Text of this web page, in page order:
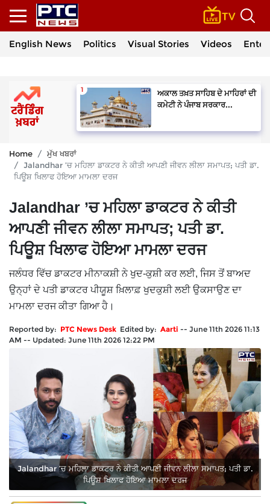
English News Politics Visual Stories Videos
ਅਕਾਲ ਤਖ਼ਤ ਸਾਹਿਬ ਦੇ ਮਾਹਿਰਾਂ ਦੀ
ਕਮੇਟੀ ਨੇ ਪੰਜਾਬ ਸਰਕਾਰ...
Home
ਮੁੱਖ ਖਬਰਾਂ
Jalandhar ’ਚ ਮਹਿਲਾ ਡਾਕਟਰ ਨੇ ਕੀਤੀ ਆਪਣੀ ਜੀਵਨ ਲੀਲਾ ਸਮਾਪਤ; ਪਤੀ ਡਾ.
ਪਿਊਸ਼ ਖਿਲਾਫ ਹੋਇਆ ਮਾਮਲਾ ਦਰਜ
Jalandhar ’ਚ ਮਹਿਲਾ ਡਾਕਟਰ ਨੇ ਕੀਤੀ
ਆਪਣੀ ਜੀਵਨ ਲੀਲਾ ਸਮਾਪਤ; ਪਤੀ ਡਾ.
ਪਿਊਸ਼ ਖਿਲਾਫ ਹੋਇਆ ਮਾਮਲਾ ਦਰਜ
ਜਲੰਧਰ ਵਿੱਚ ਡਾਕਟਰ ਮੀਨਾਕਸ਼ੀ ਨੇ ਖੁਦ-ਕੁਸ਼ੀ ਕਰ ਲਈ, ਜਿਸ ਤੋਂ ਬਾਅਦ
ਉਨ੍ਹਾਂ ਦੇ ਪਤੀ ਡਾਕਟਰ ਪੀਯੂਸ਼ ਖ਼ਿਲਾਫ਼ ਖੁਦਕੁਸ਼ੀ ਲਈ ਉਕਸਾਉਣ ਦਾ
ਮਾਮਲਾ ਦਰਜ ਕੀਤਾ ਗਿਆ ਹੈ।
Reported by: PTC News Desk Edited by: Aarti -- June 11th 2026 11:13
AM -- Updated: June 11th 2026 12:22 PM
Jalandhar ’ਚ ਮਹਿਲਾ ਡਾਕਟਰ ਨੇ ਕੀਤੀ ਆਪਣੀ ਜੀਵਨ ਲੀਲਾ ਸਮਾਪਤ; ਪਤੀ ਡਾ.
ਪਿਊਸ਼ ਖਿਲਾਫ ਹੋਇਆ ਮਾਮਲਾ ਦਰਜ